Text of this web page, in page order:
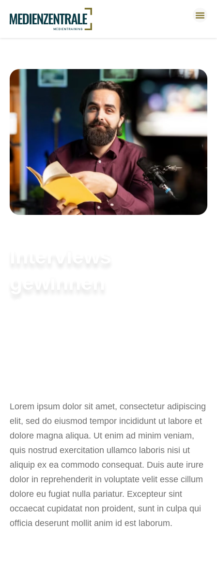
Lorem ipsum dolor sit amet, consectetur adipiscing
elit, sed do eiusmod tempor incididunt ut labore et
dolore magna aliqua. Ut enim ad minim veniam,
quis nostrud exercitation ullamco laboris nisi ut
aliquip ex ea commodo consequat. Duis aute irure
dolor in reprehenderit in voluptate velit esse cillum
dolore eu fugiat nulla pariatur. Excepteur sint
occaecat cupidatat non proident, sunt in culpa qui
officia deserunt mollit anim id est laborum.